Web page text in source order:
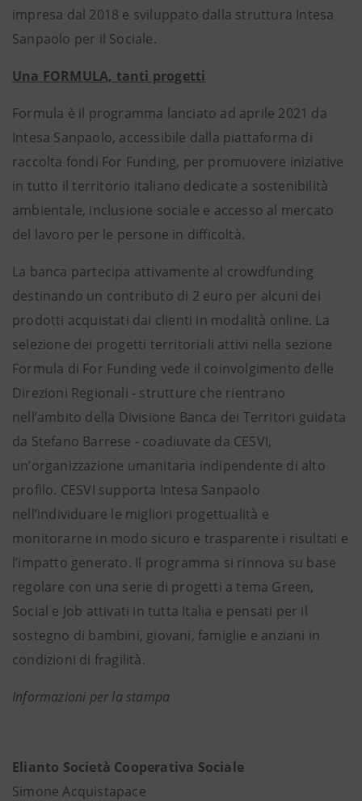
impresa dal 2018 e sviluppato dalla struttura Intesa
Sanpaolo per il Sociale.
Una FORMULA, tanti progetti
Formula è il programma lanciato ad aprile 2021 da
Intesa Sanpaolo, accessibile dalla piattaforma di
raccolta fondi For Funding, per promuovere iniziative
in tutto il territorio italiano dedicate a sostenibilità
ambientale, inclusione sociale e accesso al mercato
del lavoro per le persone in difficoltà.
La banca partecipa attivamente al crowdfunding
destinando un contributo di 2 euro per alcuni dei
prodotti acquistati dai clienti in modalità online. La
selezione dei progetti territoriali attivi nella sezione
Formula di For Funding vede il coinvolgimento delle
Direzioni Regionali - strutture che rientrano
nell’ambito della Divisione Banca dei Territori guidata
da Stefano Barrese - coadiuvate da CESVI,
un’organizzazione umanitaria indipendente di alto
profilo. CESVI supporta Intesa Sanpaolo
nell’individuare le migliori progettualità e
monitorarne in modo sicuro e trasparente i risultati e
l’impatto generato. Il programma si rinnova su base
regolare con una serie di progetti a tema Green,
Social e Job attivati in tutta Italia e pensati per il
sostegno di bambini, giovani, famiglie e anziani in
condizioni di fragilità.
Informazioni per la stampa
Elianto Società Cooperativa Sociale
Simone Acquistapace